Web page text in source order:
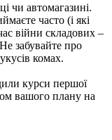
чи автомагазині.
часто (і які
війни складових –
забувайте про
комах.
курси першої
вашого плану на